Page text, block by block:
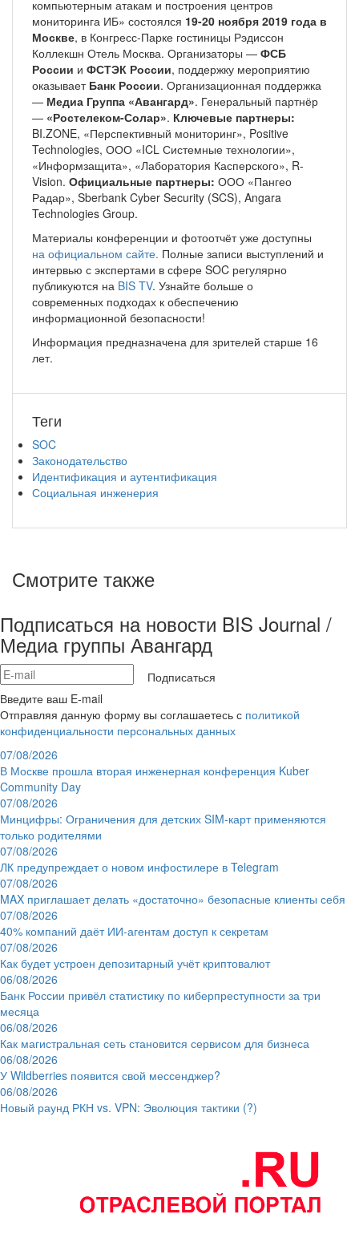
компьютерным атакам и построения центров
мониторинга ИБ» состоялся 19-20 ноября 2019 года в
Москве, в Конгресс-Парке гостиницы Рэдиссон
Коллекшн Отель Москва. Организаторы — ФСБ
России и ФСТЭК России, поддержку мероприятию
оказывает Банк России. Организационная поддержка
— Медиа Группа «Авангард». Генеральный партнёр
— «Ростелеком-Солар». Ключевые партнеры:
BI.ZONE, «Перспективный мониторинг», Positive
Technologies, ООО «ICL Системные технологии»,
«Информзащита», «Лаборатория Касперского», R-
Vision. Официальные партнеры: ООО «Пангео
Радар», Sberbank Cyber Security (SCS), Angara
Technologies Group.
Материалы конференции и фотоотчёт уже доступны
на официальном сайте. Полные записи выступлений и
интервью с экспертами в сфере SOC регулярно
публикуются на BIS TV. Узнайте больше о
современных подходах к обеспечению
информационной безопасности!
Информация предназначена для зрителей старше 16
лет.
Теги
SOC
Законодательство
Идентификация и аутентификация
Социальная инженерия
Смотрите также
Подписаться на новости BIS Journal /
Медиа группы Авангард
Подписаться
Введите ваш E-mail
Отправляя данную форму вы соглашаетесь с политикой
конфиденциальности персональных данных
07/08/2026
В Москве прошла вторая инженерная конференция Kuber
Community Day
07/08/2026
Минцифры: Ограничения для детских SIM-карт применяются
только родителями
07/08/2026
ЛК предупреждает о новом инфостилере в Telegram
07/08/2026
MAX приглашает делать «достаточно» безопасные клиенты себя
07/08/2026
40% компаний даёт ИИ‑агентам доступ к секретам
07/08/2026
Как будет устроен депозитарный учёт криптовалют
06/08/2026
Банк России привёл статистику по киберпреступности за три
месяца
06/08/2026
Как магистральная сеть становится сервисом для бизнеса
06/08/2026
У Wildberries появится свой мессенджер?
06/08/2026
Новый раунд РКН vs. VPN: Эволюция тактики (?)